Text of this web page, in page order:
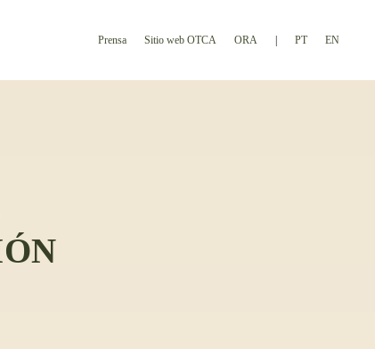
Prensa Sitio web OTCA ORA PT EN